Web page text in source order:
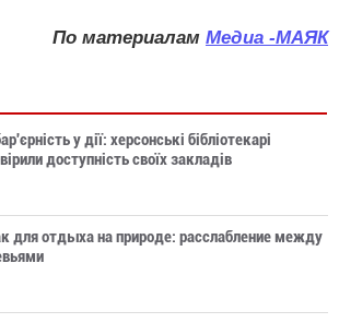
По материалам Медиа -МАЯК
у дії: херсонські бібліотекарі
доступність своїх закладів
для отдыха на природе: расслабление между